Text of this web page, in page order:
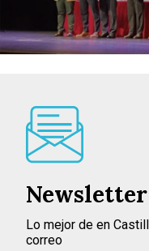
Newsletter
Lo mejor de en
correo